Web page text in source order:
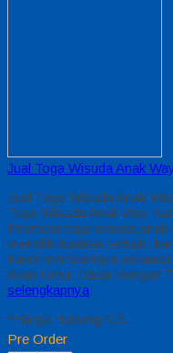
Jual Toga Wisuda Anak
Jual Toga Wisuda Anak
Toga Wisuda Anak Way
Promosi toga wisuda anak
memiliki kualitas terbaik,
Kami memberinya
Anak Umur Dasar dengan
selengkapnya
*Harga Hubungi CS
Pre Order